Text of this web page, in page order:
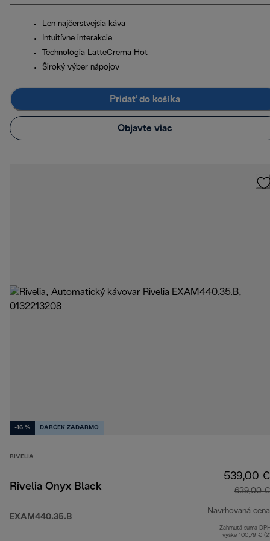
Len najčerstvejšia káva
Intuitívne interakcie
Technológia LatteCrema Hot
Široký výber nápojov
Pridať do košíka
Objavte viac
-16 % DARČEK ZADARMO
RIVELIA
Rivelia Onyx Black
EXAM440.35.B
539,00 €
639,00 €
Navrhovaná cena
Zahrnutá suma
výške 100,79 €